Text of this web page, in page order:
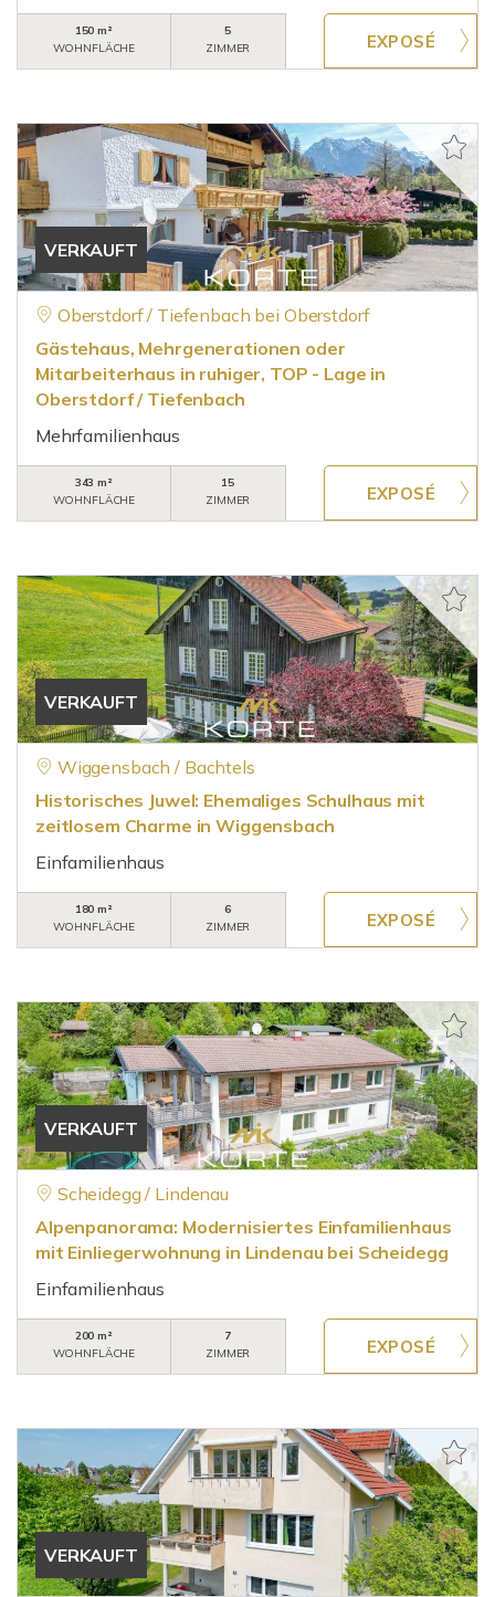
150 m²
WOHNFLÄCHE
5
ZIMMER
VERKAUFT
Oberstdorf / Tiefenbach bei Oberstdorf
Gästehaus, Mehrgenerationen oder
Mitarbeiterhaus in ruhiger, TOP - Lage in
Oberstdorf / Tiefenbach
Mehrfamilienhaus
343 m²
WOHNFLÄCHE
15
ZIMMER
VERKAUFT
Wiggensbach / Bachtels
Historisches Juwel: Ehemaliges Schulhaus mit
zeitlosem Charme in Wiggensbach
Einfamilienhaus
180 m²
WOHNFLÄCHE
6
ZIMMER
VERKAUFT
Scheidegg / Lindenau
Alpenpanorama: Modernisiertes Einfamilienhaus
mit Einliegerwohnung in Lindenau bei Scheidegg
Einfamilienhaus
200 m²
WOHNFLÄCHE
7
ZIMMER
VERKAUFT